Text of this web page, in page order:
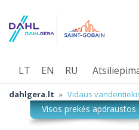
LT EN RU
dahlgera.lt » Vidaus